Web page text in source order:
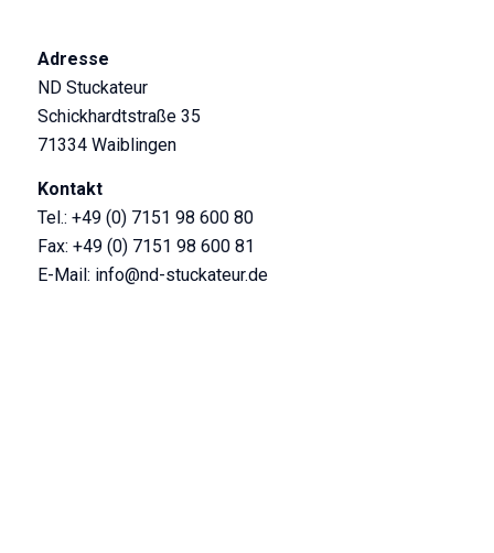
Adresse
ND Stuckateur
Schickhardtstraße 35
71334 Waiblingen
Kontakt
Tel.: +49 (0) 7151 98 600 80
Fax: +49 (0) 7151 98 600 81
E-Mail: info@nd-stuckateur.de